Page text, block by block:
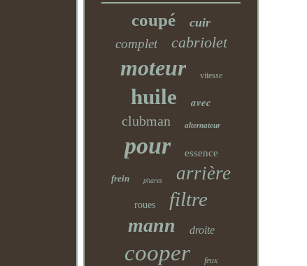
coupé cuir
complet cabriolet
moteur vitesse
huile avec
clubman alternateur
pour essence
frein phares arrière
roues filtre
mann droite
cooper feux